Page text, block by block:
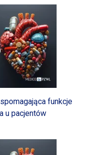
funkcje
u pacjentów